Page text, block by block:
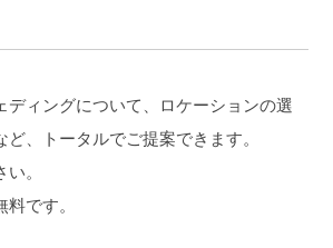
ディングについて、ロケーションの選
、トータルでご提案できます。
。
です。